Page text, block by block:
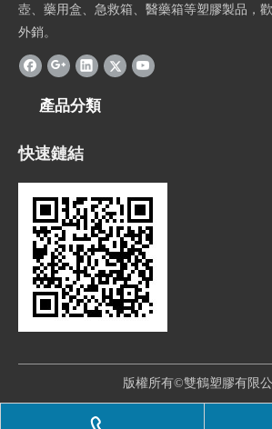
壺、藥用盒、急救箱、醫藥箱等塑膠製品，
外銷。
產品分類
快速鏈結
版權所有©雙鶴塑膠有限公